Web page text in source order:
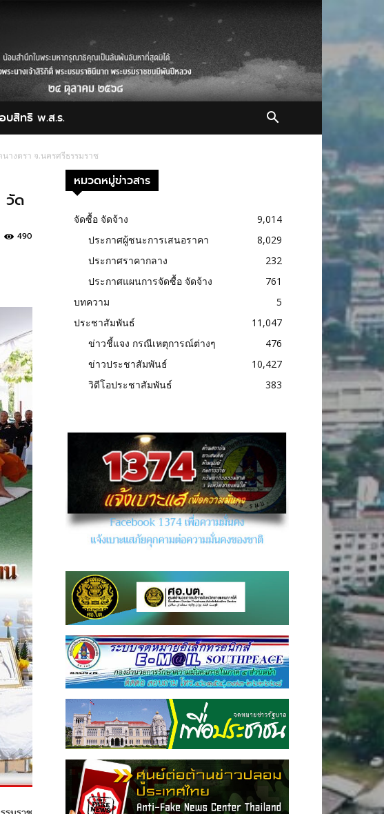
บสิทธิ พ.ส.ร.
งตรา จ.นครศรีธรรมราช
วัด
490
หมวดหมู่ข่าวสาร
จัดซื้อ จัดจ้าง
9,014
ประกาศผู้ชนะการเสนอราคา
8,029
ประกาศราคากลาง
232
ประกาศแผนการจัดซื้อ จัดจ้าง
761
บทความ
5
ประชาสัมพันธ์
11,047
ข่าวชี้แจง กรณีเหตุการณ์ต่างๆ
476
ข่าวประชาสัมพันธ์
10,427
วิดีโอประชาสัมพันธ์
383